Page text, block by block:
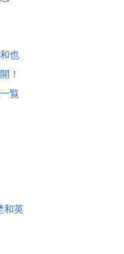
也
！
覧
和英